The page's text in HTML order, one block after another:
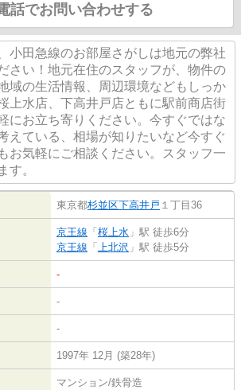
話でお問い合わせする
小田急線のお部屋さがしは地元の弊社
さい！地元在住のスタッフが、物件の
域の生活情報、周辺環境などもしっか
上水店、下高井戸店ともに駅前商店街
にお立ち寄りください。今すぐではな
えている、相場が知りたいなど今すぐ
お気軽にご相談ください。スタッフ一
す。
東京都杉並区下高井戸 １丁目36
京王線 「 桜上水 」駅 徒歩6分
京王線 「 上北沢 」駅 徒歩5分
-
-
-
1997年 12月 (築28年)
マンション/鉄骨造